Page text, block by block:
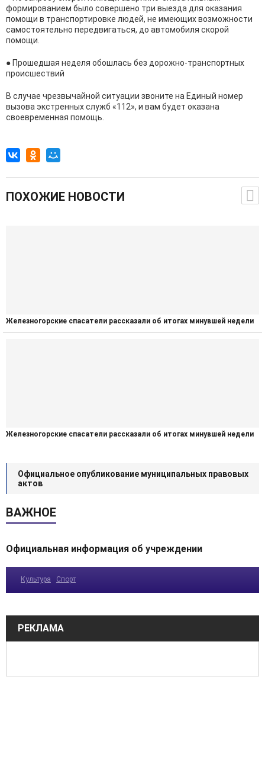
формированием было совершено три выезда для оказания
помощи в транспортировке людей, не имеющих возможности
самостоятельно передвигаться, до автомобиля скорой
помощи.
● Прошедшая неделя обошлась без дорожно-транспортных
происшествий
В случае чрезвычайной ситуации звоните на Единый номер
вызова экстренных служб «112», и вам будет оказана
своевременная помощь.
ПОХОЖИЕ НОВОСТИ
Железногорские спасатели рассказали об итогах минувшей недели
Железногорские спасатели рассказали об итогах минувшей недели
Официальное опубликование муниципальных правовых
актов
ВАЖНОЕ
Официальная информация об учреждении
Культура Спорт
РЕКЛАМА